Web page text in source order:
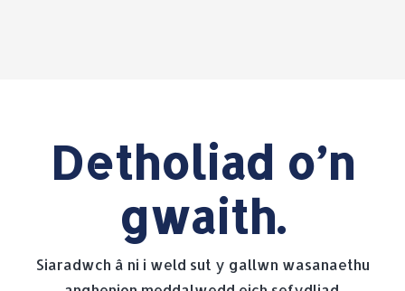
Detholiad o’n
gwaith.
Siaradwch â ni i weld sut y gallwn wasanaethu